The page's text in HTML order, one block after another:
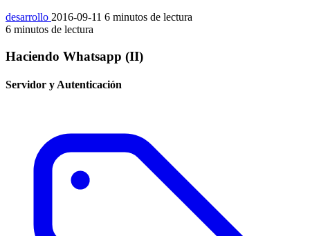
desarrollo 2016-09-11 6 minutos de lectura
6 minutos de lectura
Haciendo Whatsapp (II)
Servidor y Autenticación